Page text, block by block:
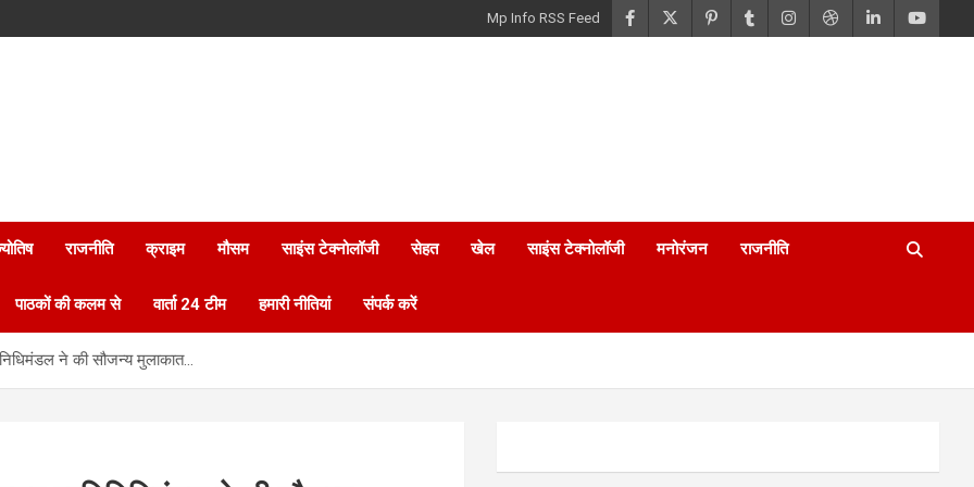
Mp Info RSS Feed
राजनीति क्राइम मौसम साइंस टेक्नोलॉजी सेहत खेल साइंस टेक्नोलॉजी मनोरंजन राजनीति
पाठकों की कलम से वार्ता 24 टीम हमारी नीतियां संपर्क करें
ने की सौजन्य मुलाकात…